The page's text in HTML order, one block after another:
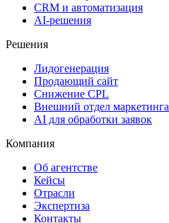
CRM и автоматизация
AI‑решения
Решения
Лидогенерация
Продающий сайт
Снижение CPL
Внешний отдел маркетинга
AI для обработки заявок
Компания
Об агентстве
Кейсы
Отрасли
Экспертиза
Контакты